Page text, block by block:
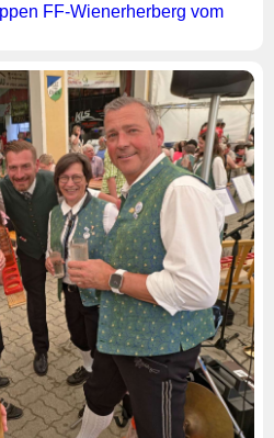
FF-Wienerherberg vom